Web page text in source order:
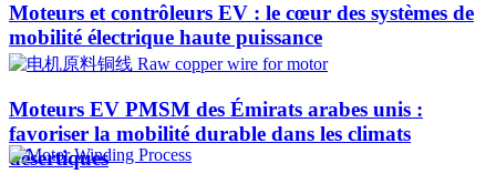
Moteurs et contrôleurs EV : le cœur des systèmes de
mobilité électrique haute puissance
Moteurs EV PMSM des Émirats arabes unis :
favoriser la mobilité durable dans les climats
désertiques